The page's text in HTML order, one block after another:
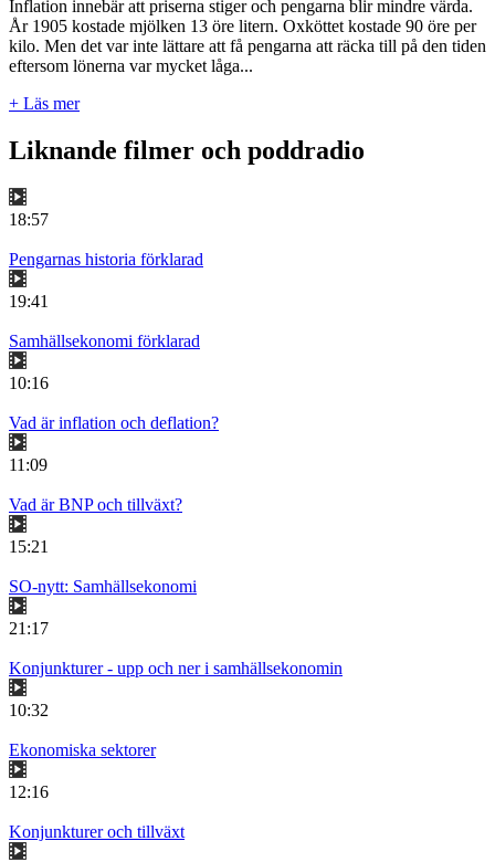
Inflation innebär att priserna stiger och pengarna blir mindre värda.
År 1905 kostade mjölken 13 öre litern. Oxköttet kostade 90 öre per
kilo. Men det var inte lättare att få pengarna att räcka till på den tiden
eftersom lönerna var mycket låga...
+ Läs mer
Liknande filmer och poddradio
18:57
Pengarnas historia förklarad
19:41
Samhällsekonomi förklarad
10:16
Vad är inflation och deflation?
11:09
Vad är BNP och tillväxt?
15:21
SO-nytt: Samhällsekonomi
21:17
Konjunkturer - upp och ner i samhällsekonomin
10:32
Ekonomiska sektorer
12:16
Konjunkturer och tillväxt